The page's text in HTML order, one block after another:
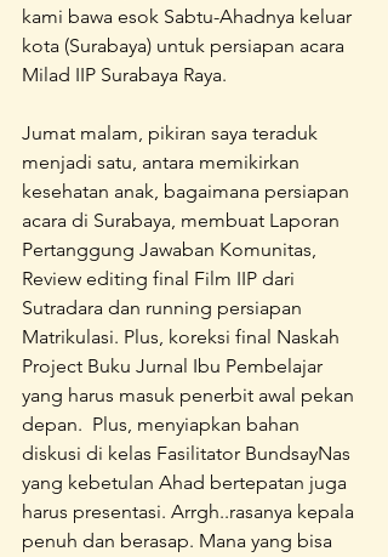
kami bawa esok Sabtu-Ahadnya keluar
kota (Surabaya) untuk persiapan acara
Milad IIP Surabaya Raya.
Jumat malam, pikiran saya teraduk
menjadi satu, antara memikirkan
kesehatan anak, bagaimana persiapan
acara di Surabaya, membuat Laporan
Pertanggung Jawaban Komunitas,
Review editing final Film IIP dari
Sutradara dan running persiapan
Matrikulasi. Plus, koreksi final Naskah
Project Buku Jurnal Ibu Pembelajar
yang harus masuk penerbit awal pekan
depan.  Plus, menyiapkan bahan
diskusi di kelas Fasilitator BundsayNas
yang kebetulan Ahad bertepatan juga
harus presentasi. Arrgh..rasanya kepala
penuh dan berasap. Mana yang bisa